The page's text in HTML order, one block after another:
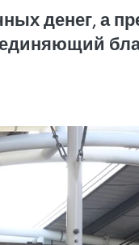
денег, а